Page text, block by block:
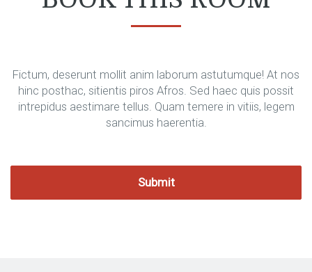
Fictum, deserunt mollit anim laborum astutumque! At nos
hinc posthac, sitientis piros Afros. Sed haec quis possit
intrepidus aestimare tellus. Quam temere in vitiis, legem
sancimus haerentia.